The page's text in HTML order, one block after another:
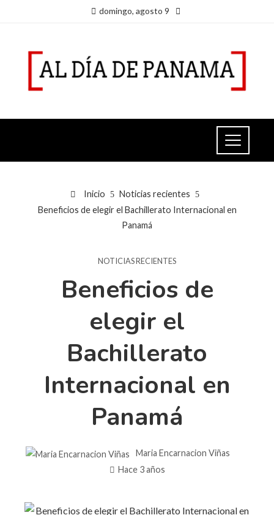
domingo, agosto 9
Inicio
Noticias recientes
Beneficios de elegir el Bachillerato Internacional en
Panamá
NOTICIAS RECIENTES
Beneficios de
elegir el
Bachillerato
Internacional en
Panamá
Maria Encarnacion Viñas
Hace 3 años